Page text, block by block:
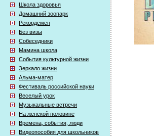
Школа здоровья
Домашний зоопарк
Рекордсмен
Без визы
Собеседники
Мамина школа
События культурной жизни
Зеркало жизни
Альма-матер
Фестиваль российской науки
Веселый урок
Музыкальные встречи
На женской половине
Времена, события, люди
Видеопособия для школьников